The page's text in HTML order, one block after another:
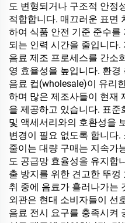
도 변형되거나 구조적 안정
적합합니다. 매끄러운 표면
하여 식품 안전 기준 준수
되는 인력 시간을 줄입니다
음료 제조 프로세스를 간소
영 효율성을 높입니다. 환
음료 컵(wholesale)이 유리
하며 많은 제조사들이 현재
을 제공하고 있습니다. 표
및 액세서리와의 호환성을
변경이 필요 없도록 합니다
줄이는 대량 구매는 지속가
도 공급망 효율성을 유지합
출 방지를 위한 견고한 뚜
취 중에 음료가 흘러나가는
외관은 현대 소비자들이 선
음료 전시 요구를 충족시켜